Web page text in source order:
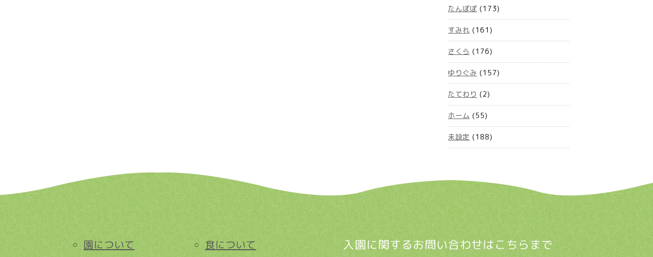
たんぽぽ (173)
すみれ (161)
さくら (176)
ゆりぐみ (157)
たてわり (2)
ホーム (55)
未設定 (188)
園について 食について 入園に関するお問い合わせはこちらまで